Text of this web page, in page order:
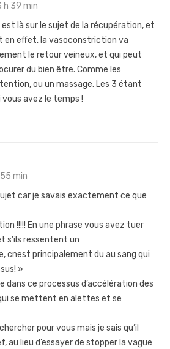
h 39 min
est là sur le sujet de la récupération, et
en effet, la vasoconstriction va
le retour veineux, et qui peut
du bien être. Comme les
ou un massage. Les 3 étant
avez le temps !
min
car je savais exactement ce que
!!!!! En une phrase vous avez tuer
s’ils ressentent un
cnest principalement du au sang qui
»
dans ce processus d’accélération des
se mettent en alettes et se
pour vous mais je sais qu’il
au lieu d’essayer de stopper la vague